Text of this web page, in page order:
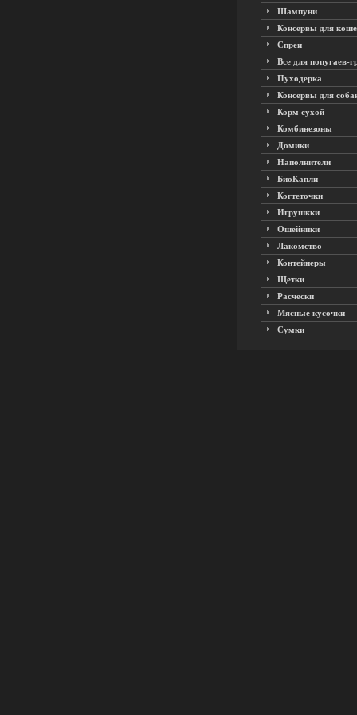
Шампуни
Консервы для
Спреи
Все для попугаев-
Пуходерка
Консервы для
Корм сухой
Комбинезоны
Домики
Наполнители
БиоКапли
Когтеточки
Игрушкки
Ошейники
Лакомство
Контейнеры
Щетки
Расчески
Мясные кусочки
Сумки